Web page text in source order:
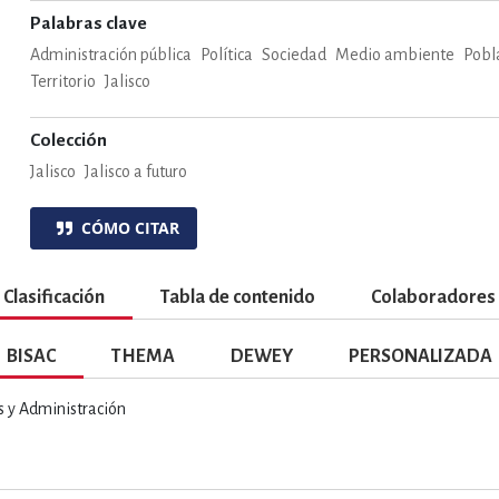
LIBROS DE CÓMICS,
Y DESARROLLO
SOCIEDAD Y CIENCIAS SOCIALES
INGENIERÍA,
Palabras clave
Administración pública Política Sociedad Medio ambiente
Territorio Jalisco
Colección
Jalisco Jalisco a futuro
CÓMO CITAR
Clasificación Tabla de contenido Colaboradores
BISAC THEMA DEWEY PERSONALIZADA
y Administración